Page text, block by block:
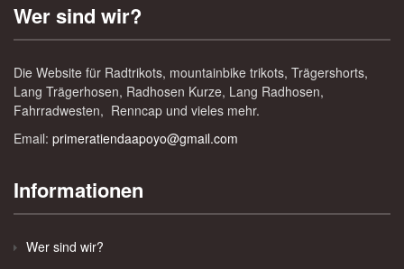
Wer sind wir?
Die Website für Radtrikots, mountainbike trikots, Trägershorts,
Lang Trägerhosen, Radhosen Kurze, Lang Radhosen,
Fahrradwesten, Renncap und vieles mehr.
Email: primeratiendaapoyo@gmail.com
Informationen
Wer sind wir?